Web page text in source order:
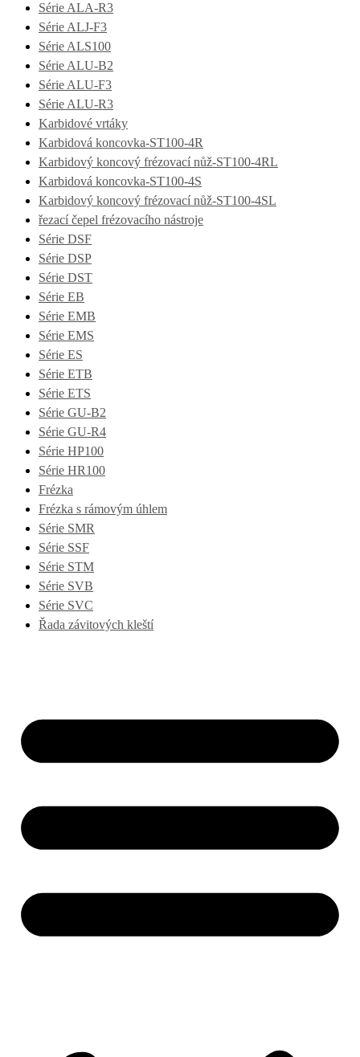
Série ALA-R3
Série ALJ-F3
Série ALS100
Série ALU-B2
Série ALU-F3
Série ALU-R3
Karbidové vrtáky
Karbidová koncovka-ST100-4R
Karbidový koncový frézovací nůž-ST100-4RL
Karbidová koncovka-ST100-4S
Karbidový koncový frézovací nůž-ST100-4SL
řezací čepel frézovacího nástroje
Série DSF
Série DSP
Série DST
Série EB
Série EMB
Série EMS
Série ES
Série ETB
Série ETS
Série GU-B2
Série GU-R4
Série HP100
Série HR100
Frézka
Frézka s rámovým úhlem
Série SMR
Série SSF
Série STM
Série SVB
Série SVC
Řada závitových kleští